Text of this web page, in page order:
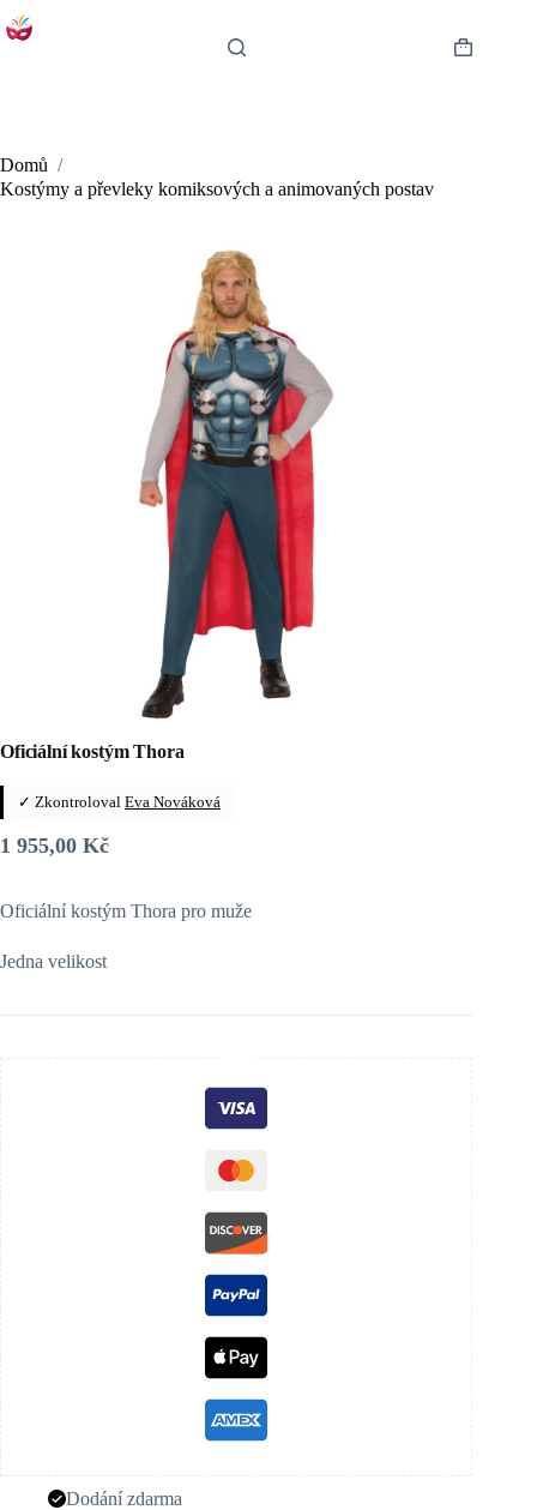
to
Shopping
Domů /
Kostýmy a převleky komiksových a animovaných postav
Oficiální kostým Thora
✓ Zkontroloval Eva Nováková
1 955,00 Kč
Oficiální kostým Thora pro muže
Jedna velikost
Dodání zdarma